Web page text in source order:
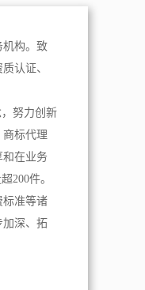
机构。致
认证、
努力创新
标代理
和在业务
200件。
标准等诸
深、拓